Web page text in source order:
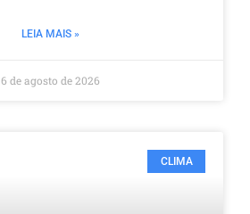
LEIA MAIS »
6 de agosto de 2026
CLIMA